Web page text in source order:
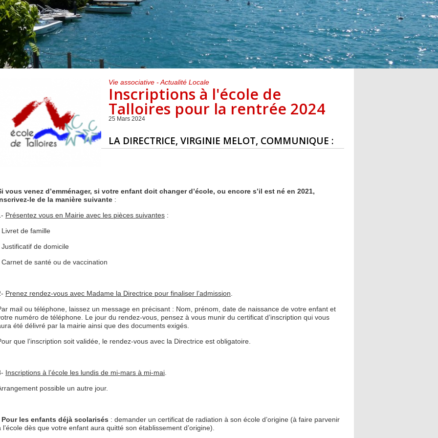
Centre de loisirs et
périscolaire
Mercredis
périscolaire
Vacances scolaires
Subventions
Vie associative - Actualité Locale
Inscriptions à l'école de
Talloires pour la rentrée 2024
25 Mars 2024
LA DIRECTRICE, VIRGINIE MELOT, COMMUNIQUE :
vous venez d’emménager, si votre enfant doit changer d’école, ou encore s’il est né en 2021,
le de la manière suivante :
Présentez vous en Mairie avec les pièces suivantes :
Livret de famille
Justificatif de domicile
Carnet de santé ou de vaccination
Prenez rendez-vous avec Madame la Directrice pour finaliser l’admission.
mail ou téléphone, laissez un message en précisant : Nom, prénom, date de naissance de votre enfant et
numéro de téléphone. Le jour du rendez-vous, pensez à vous munir du certificat d’inscription qui vous
été délivré par la mairie ainsi que des documents exigés.
que l’inscription soit validée, le rendez-vous avec la Directrice est obligatoire.
Inscriptions à l’école les lundis de mi-mars à mi-mai.
possible un autre jour.
Pour les enfants déjà scolarisés : demander un certificat de radiation à son école d’origine (à faire parvenir
l’école dès que votre enfant aura quitté son établissement d’origine).